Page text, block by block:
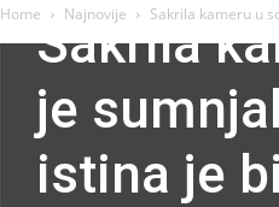
Home Najnovije Sakrila kameru u
Sakrila
je
istina je